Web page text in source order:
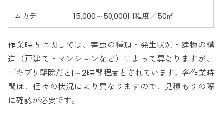
ムカデ 15,000～50,000円程度／50㎡
作業時間に関しては、害虫の種類・発生状況・建物の構
造（戸建て・マンションなど）によって異なりますが、
ゴキブリ駆除だと1～2時間程度とされています。各作業時
間は、個々の状況により異なりますので、見積もりの際
に確認が必要です。